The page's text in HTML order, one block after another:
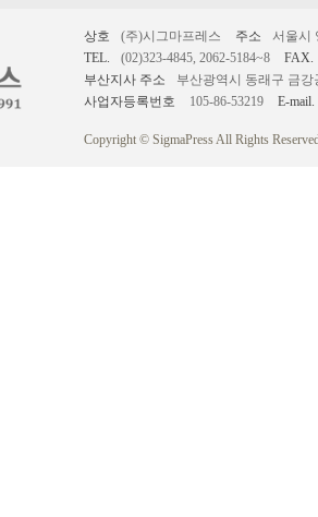
상호 (주)시그마프레스 주소
서울시
TEL.
(02)323-4845, 2062-5184~8
FAX.
부산지사 주소
부산광역시 동래구 금강
사업자등록번호
105-86-53219 E-mail.
Copyright © SigmaPress All Rights